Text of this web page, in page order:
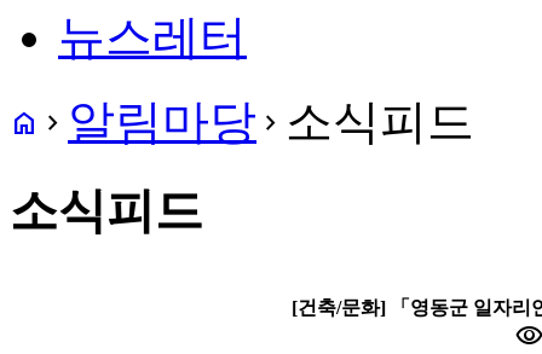
뉴스레터
home navigate_next 알림마당 navigate_next 소식피드
소식피드
[건축/문화] 「영동군 일자리